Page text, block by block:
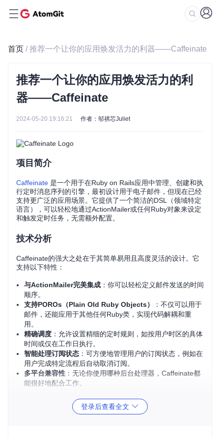
首页 / 推荐一个让你的应用焕发活力的利器——Caffeinate
推荐一个让你的应用焕发活力的利
器——Caffeinate
2024-05-20 19:16:21 作者：邬祺芯Juliet
项目简介
Caffeinate 是一个用于在Ruby on Rails应用中管理、创建和执
行定时消息序列的引擎，最初设计用于电子邮件，但现在已经
支持更广泛的应用场景。它提供了一个简洁的DSL（领域特定
语言），可以轻松地通过ActionMailer或任何Ruby对象来设定
和触发定时任务，无需额外配置。
技术分析
Caffeinate的强大之处在于其简单易用且高度灵活的设计。它
支持以下特性：
与ActionMailer完美集成 ：你可以轻松定义邮件发送的时间
顺序。
支持POROs（Plain Old Ruby Objects）
：不仅可以用于
邮件，还能应用于其他任何Ruby类，实现代码解耦和重
用。
精确调度 ：允许设置精细的定时规则，如按用户时区的具体
时间或仅在工作日执行。
智能处理订阅状态 ：可方便地管理用户的订阅状态，例如在
用户完成特定流程后自动取消订阅。
多平台兼容性 ：无论你使用哪种后台处理器，Caffeinate都
能很好地配合工作。
登录后查看全文